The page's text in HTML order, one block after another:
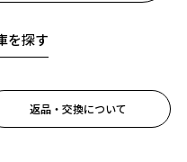
を探す
返品・交換について